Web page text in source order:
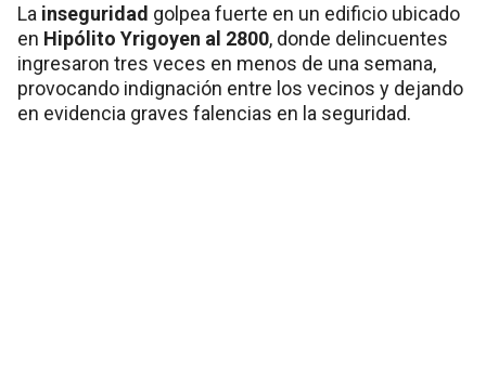
La inseguridad golpea fuerte en un edificio ubicado
en Hipólito Yrigoyen al 2800, donde delincuentes
ingresaron tres veces en menos de una semana,
provocando indignación entre los vecinos y dejando
en evidencia graves falencias en la seguridad.